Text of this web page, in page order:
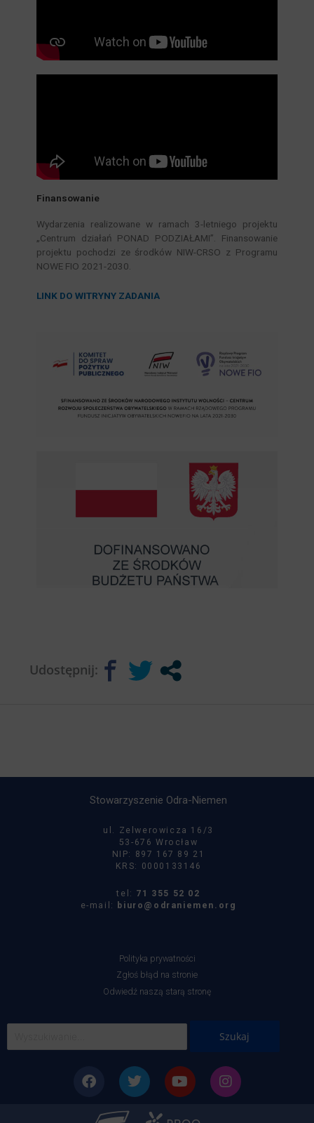
Finansowanie
Wydarzenia realizowane w ramach 3-letniego projektu
„Centrum działań PONAD PODZIAŁAMI”. Finansowanie
projektu pochodzi ze środków NIW-CRSO z Programu
NOWE FIO 2021-2030.
LINK DO WITRYNY ZADANIA
Udostępnij:
Stowarzyszenie Odra-Niemen
ul. Zelwerowicza 16/3
53-676 Wrocław
NIP: 897 167 89 21
KRS: 0000133146
tel: 71 355 52 02
e-mail:
biuro@odraniemen.org
Polityka prywatności
Zgłoś błąd na stronie
Odwiedź naszą starą stronę
Szukaj
FacebookTwitterYoutubeInstagram